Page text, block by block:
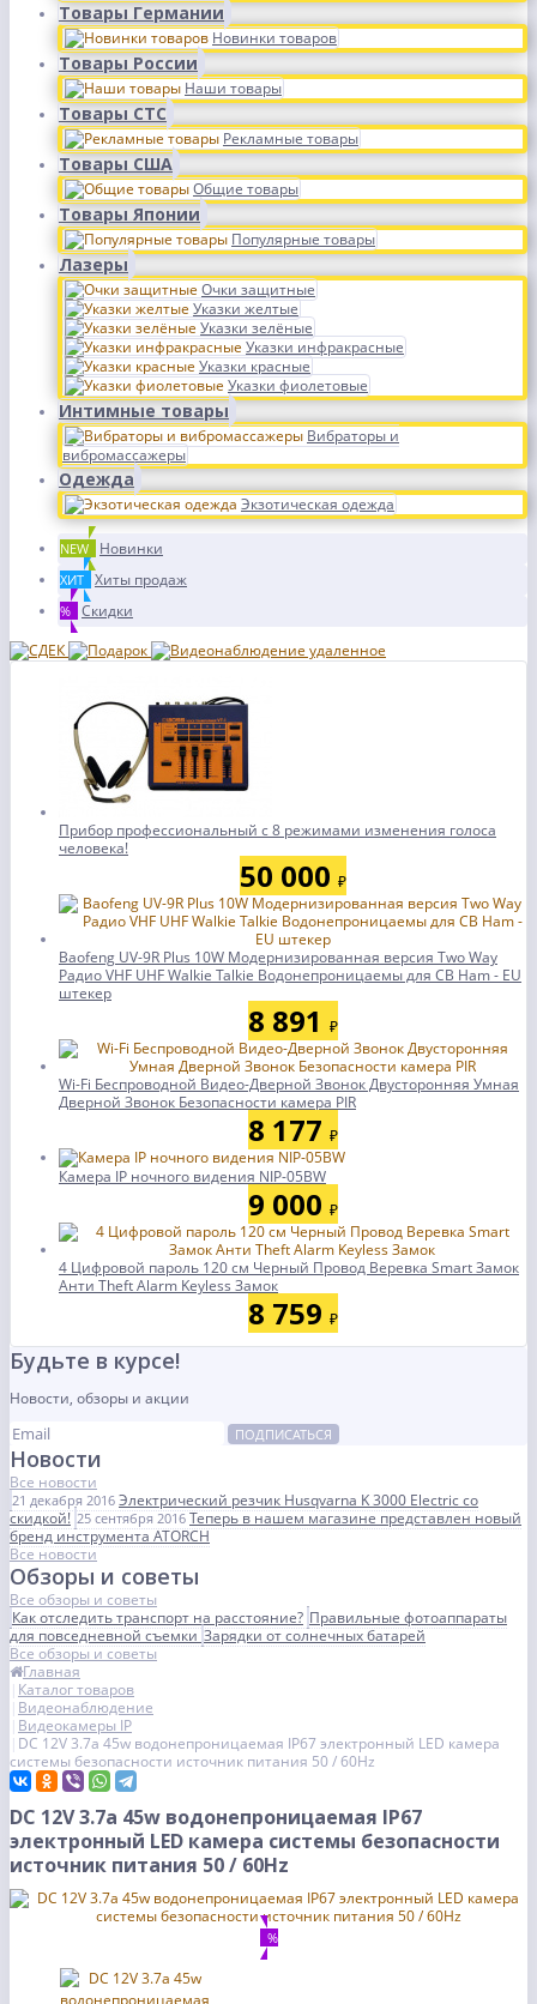
Товары Германии
Новинки товаров
Товары России
Наши товары
Товары СТС
Рекламные товары
Товары США
Общие товары
Товары Японии
Популярные товары
Лазеры
Очки защитные
Указки желтые
Указки зелёные
Указки инфракрасные
Указки красные
Указки фиолетовые
Интимные товары
Вибраторы и
вибромассажеры
Одежда
Экзотическая одежда
NEW Новинки
ХИТ Хиты продаж
% Скидки
Прибор профессиональный с 8 режимами изменения голоса
человека!
50 000 ₽
Baofeng UV-9R Plus 10W Модернизированная версия Two Way
Радио VHF UHF Walkie Talkie Водонепроницаемы для CB Ham - EU
штекер
8 891 ₽
Wi-Fi Беспроводной Видео-Дверной Звонок Двусторонняя Умная
Дверной Звонок Безопасности камера PIR
8 177 ₽
Камера IP ночного видения NIP-05BW
9 000 ₽
4 Цифровой пароль 120 см Черный Провод Веревка Smart Замок
Анти Theft Alarm Keyless Замок
8 759 ₽
Будьте в курсе!
Новости, обзоры и акции
ПОДПИСАТЬСЯ
Новости
Все новости
21 декабря 2016 Электрический резчик Husqvarna K 3000 Electric со
скидкой! 25 сентября 2016 Теперь в нашем магазине представлен новый
бренд инструмента ATORCH
Все новости
Обзоры и советы
Все обзоры и советы
Как отследить транспорт на расстояние? Правильные фотоаппараты
для повседневной съемкиЗарядки от солнечных батарей
Все обзоры и советы
Главная
Каталог товаров
Видеонаблюдение
Видеокамеры IP
DC 12V 3.7а 45w водонепроницаемая IP67 электронный LED камера
системы безопасности источник питания 50 / 60Hz
DC 12V 3.7а 45w водонепроницаемая IP67
электронный LED камера системы безопасности
источник питания 50 / 60Hz
%